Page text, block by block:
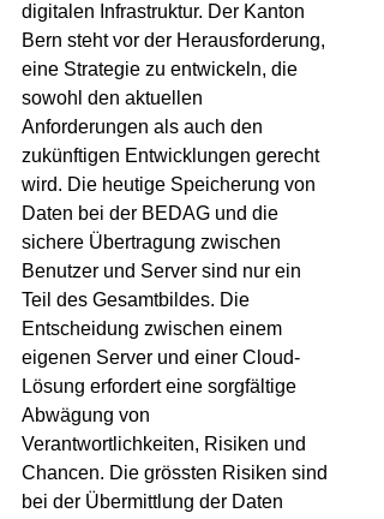
digitalen Infrastruktur. Der Kanton
Bern steht vor der Herausforderung,
eine Strategie zu entwickeln, die
sowohl den aktuellen
Anforderungen als auch den
zukünftigen Entwicklungen gerecht
wird. Die heutige Speicherung von
Daten bei der BEDAG und die
sichere Übertragung zwischen
Benutzer und Server sind nur ein
Teil des Gesamtbildes. Die
Entscheidung zwischen einem
eigenen Server und einer Cloud-
Lösung erfordert eine sorgfältige
Abwägung von
Verantwortlichkeiten, Risiken und
Chancen. Die grössten Risiken sind
bei der Übermittlung der Daten